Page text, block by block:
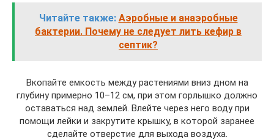
Читайте также: Аэробные и анаэробные
бактерии. Почему не следует лить кефир в
септик?
Вкопайте емкость между растениями вниз дном на
глубину примерно 10–12 см, при этом горлышко должно
оставаться над землей. Влейте через него воду при
помощи лейки и закрутите крышку, в которой заранее
сделайте отверстие для выхода воздуха.